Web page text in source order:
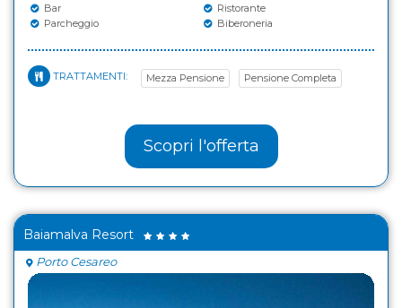
Bar
Ristorante
Parcheggio
Biberoneria
TRATTAMENTI: Mezza Pensione Pensione Completa
Scopri l'offerta
Baiamalva Resort
Porto Cesareo